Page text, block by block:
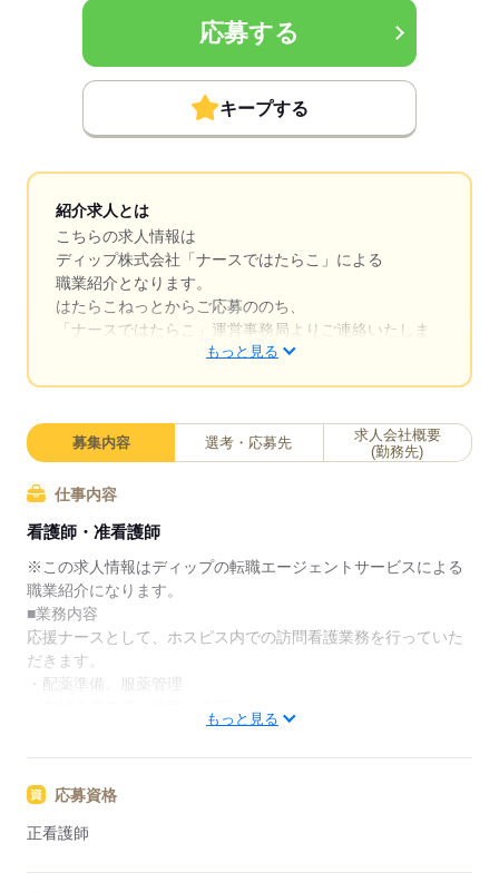
応募する
キープする
紹介求人とは
こちらの求人情報は
ディップ株式会社「ナースではたらこ」による
職業紹介となります。
はたらこねっとからご応募ののち、
「ナースではたらこ」運営事務局よりご連絡いたしま
求職中の看護師さんの転職を専任の
キャリアアドバイザーが入職まで無料でサポートいた
日本最大級の求人情報の中からぴったりな求人をご紹
介。
履歴書作成のアドバイスや面接日の調整だけでなく、
お給料、お休み、入職時期の交渉もサポートします。
【もちろん無料】
費用は一切かかりません。
もっと見る
募集内容 選考・応募先
求人会社概要
(勤務先)
仕事内容
看護師・准看護師
※この求人情報はディップの転職エージェントサービスによる
職業紹介になります。
■業務内容
応援ナースとして、ホスピス内での訪問看護業務を行っていた
だきます。
・配薬準備、服薬管理
・CV管理（カテーテル・ポート・ポンプ管理）
・血糖測定、インスリン管理（投与）
・褥瘡、スキンテアの処置
・在宅酸素療法の管理
・吸引、口腔ケア
もっと見る
応募資格
正看護師